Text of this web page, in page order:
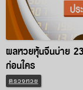
ผลหวยหุ้นจีนบ่าย
ก่อนใคร
ตรวจหวย